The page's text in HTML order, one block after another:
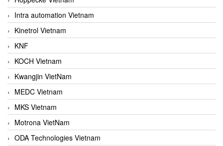
Intra automation Vietnam
Kinetrol Vietnam
KNF
KOCH Vietnam
Kwangjin VietNam
MEDC Vietnam
MKS Vietnam
Motrona VietNam
ODA Technologies Vietnam